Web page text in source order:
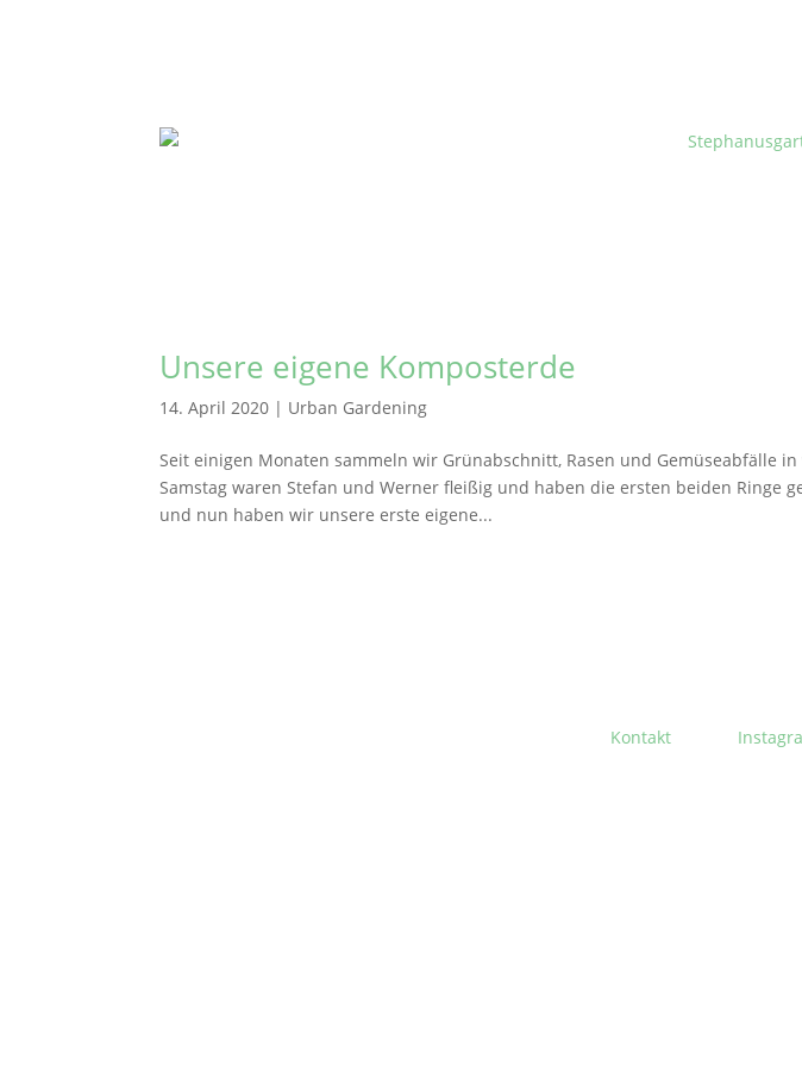
Unsere eigene Komposterde
14. April 2020 | Urban Gardening
Seit einigen Monaten sammeln wir Grünabschnitt, Rasen und Gemüseabfälle
Samstag waren Stefan und Werner fleißig und haben die ersten beiden Ringe
und nun haben wir unsere erste eigene...
Kontakt